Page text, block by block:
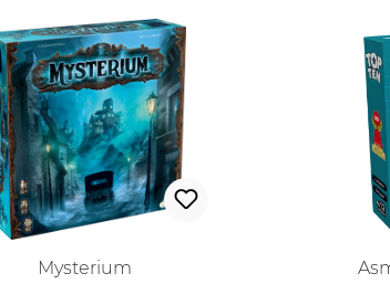
Mysterium